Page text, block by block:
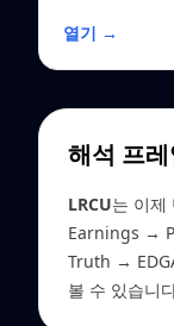
열기 →
해석 프레
LRCU는 이
Earnings →
Truth →
볼 수 있습니